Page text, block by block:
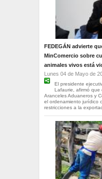
FEDEGÁN advierte
MinComercio sobre
animales vivos está
Lunes 04 de Mayo de
El presidente
Lafaurie, afirmó que
Aranceles Aduaneros y
el ordenamiento jurídico
restricciones a la